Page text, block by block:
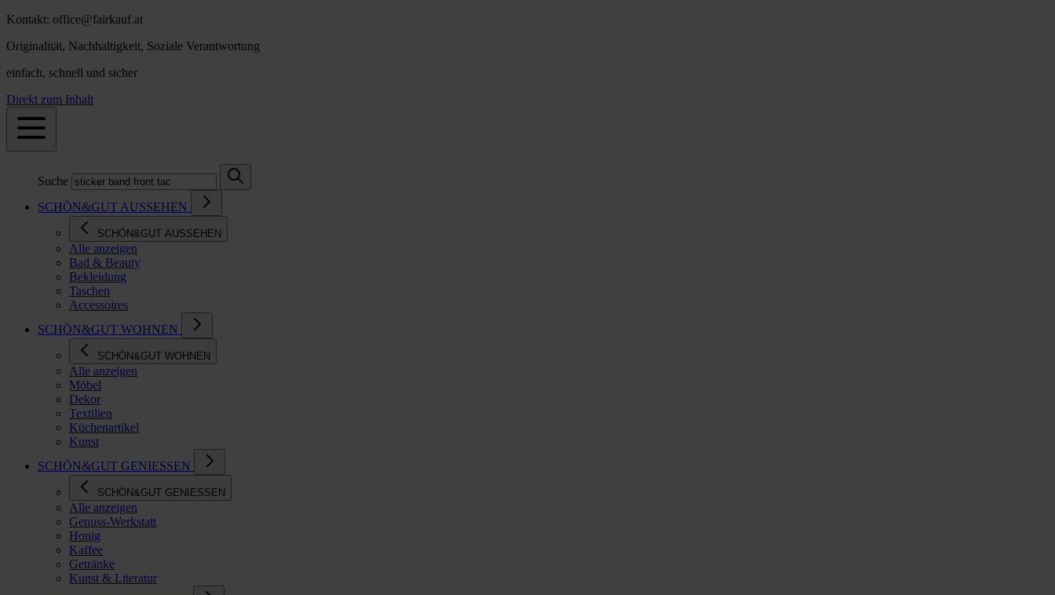
Kontakt: office@fairkauf.at
Originalität, Nachhaltigkeit, Soziale Verantwortung
einfach, schnell und sicher
Direkt zum Inhalt
Suche
SCHÖN&GUT AUSSEHEN
SCHÖN&GUT AUSSEHEN
Alle anzeigen
Bad & Beauty
Bekleidung
Taschen
Accessoires
SCHÖN&GUT WOHNEN
SCHÖN&GUT WOHNEN
Alle anzeigen
Möbel
Dekor
Textilien
Küchenartikel
Kunst
SCHÖN&GUT GENIESSEN
SCHÖN&GUT GENIESSEN
Alle anzeigen
Genuss-Werkstatt
Honig
Kaffee
Getränke
Kunst & Literatur